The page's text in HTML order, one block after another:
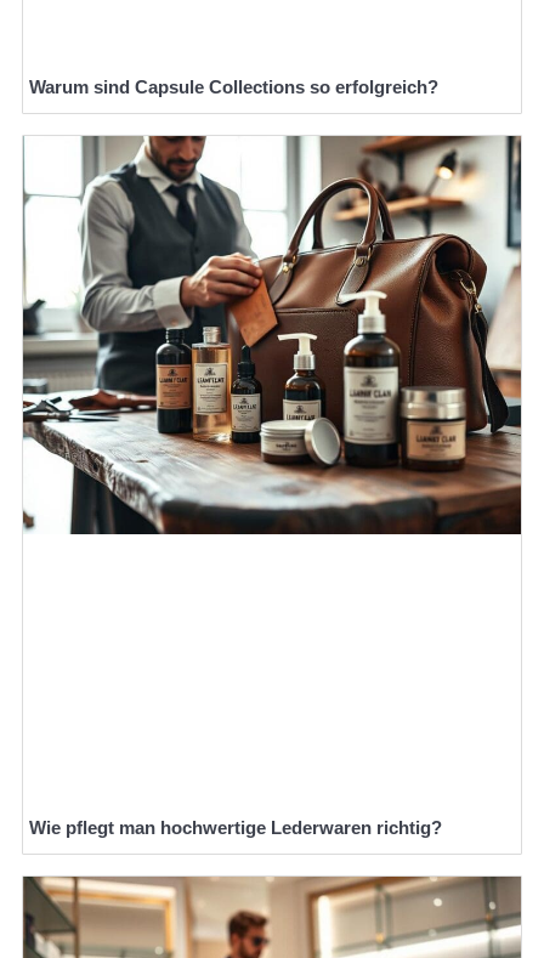
Warum sind Capsule Collections so erfolgreich?
Wie pflegt man hochwertige Lederwaren richtig?